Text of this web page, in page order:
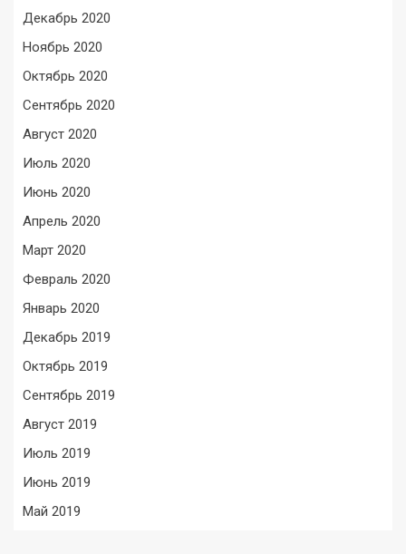
Декабрь 2020
Ноябрь 2020
Октябрь 2020
Сентябрь 2020
Август 2020
Июль 2020
Июнь 2020
Апрель 2020
Март 2020
Февраль 2020
Январь 2020
Декабрь 2019
Октябрь 2019
Сентябрь 2019
Август 2019
Июль 2019
Июнь 2019
Май 2019